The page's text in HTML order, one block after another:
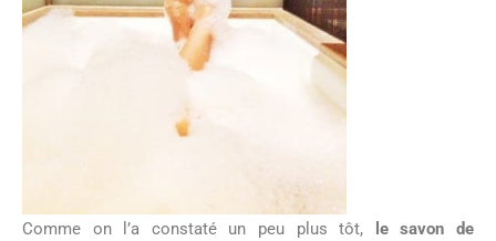
Comme on l’a constaté un peu plus tôt,
le savon de